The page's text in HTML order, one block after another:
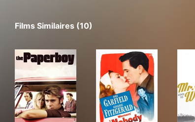
Films Similaires (10)